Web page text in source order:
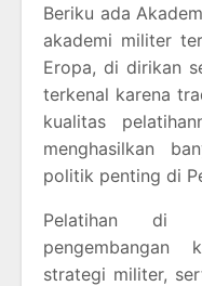
Beriku ada
akademi militer
Eropa, di dirikan
terkenal karena
kualitas
menghasilkan
politik penting di
Pelatihan di
pengembangan
strategi militer,